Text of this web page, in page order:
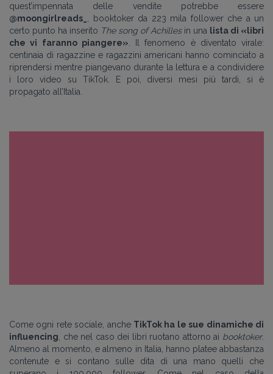
quest’impennata delle vendite potrebbe essere
@moongirlreads_
, booktoker da 223 mila follower che a un
certo punto ha inserito The song of Achillesin una lista di «libri
che vi faranno piangere» . Il fenomeno è diventato virale:
centinaia di ragazzine e ragazzini americani hanno cominciato a
riprendersi mentre piangevano durante la lettura e a condividere
i loro video su TikTok. E poi, diversi mesi più tardi, si è
propagato all’Italia.
Come ogni rete sociale, anche TikTok ha le sue dinamiche di
influencing , che nel caso dei libri ruotano attorno ai booktoker.
Almeno al momento, e almeno in Italia, hanno platee abbastanza
contenute e si contano sulle dita di una mano quelli che